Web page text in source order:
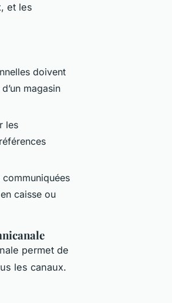
et les
doivent
magasin
les
caisse ou
permet de
les canaux.